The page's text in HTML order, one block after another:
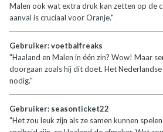
Malen ook wat extra druk kan zetten op de
aanval is cruciaal voor Oranje."
Gebruiker: voetbalfreaks
"Haaland en Malen in één zin? Wow! Maar
doorgaan zoals hij dit doet. Het
nodig."
Gebruiker: seasonticket22
"Het zou leuk zijn als ze samen kunnen